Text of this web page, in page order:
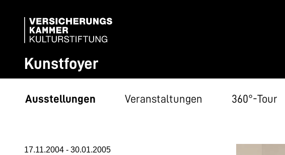
Kunstfoyer
Ausstellungen Veranstaltungen 360°-Tour
17.11.2004 - 30.01.2005